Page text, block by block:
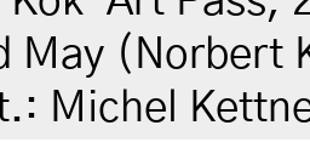
May (Norbert
Michel